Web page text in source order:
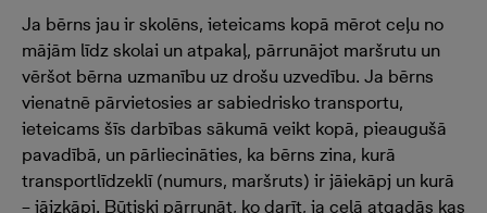
Ja bērns jau ir skolēns, ieteicams kopā mērot ceļu no
mājām līdz skolai un atpakaļ, pārrunājot maršrutu un
vēršot bērna uzmanību uz drošu uzvedību. Ja bērns
vienatnē pārvietosies ar sabiedrisko transportu,
ieteicams šīs darbības sākumā veikt kopā, pieaugušā
pavadībā, un pārliecināties, ka bērns zina, kurā
transportlīdzeklī (numurs, maršruts) ir jāiekāpj un kurā
– jāizkāpj. Būtiski pārrunāt, ko darīt, ja ceļā atgadās kas